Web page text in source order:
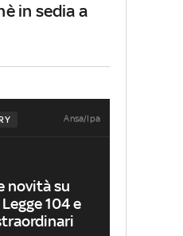
in sedia a
Ansa/Ipa
novità su
104 e